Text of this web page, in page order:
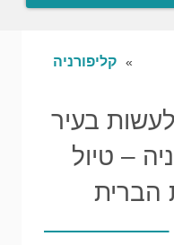
קליפורניה
בעיר
– טיול
הברית